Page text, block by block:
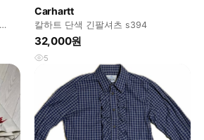
Carhartt
칼하트 단색 긴팔셔츠 s394
32,000원
5